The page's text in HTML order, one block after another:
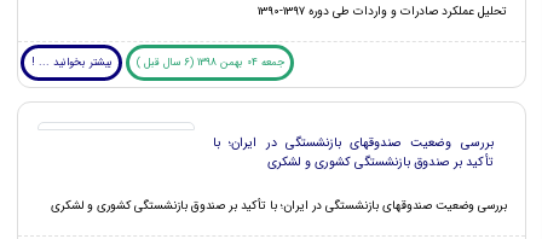
تحلیل عملکرد صادرات و واردات طی دوره ۱۳۹۷-۱۳۹۰
جمعه 04 بهمن 1398 (6 سال قبل ) بیشتر بخوانید ... !
بررسی وضعیت صندوقهای بازنشستگی در ایران؛ با
تأکید بر صندوق بازنشستگی کشوری و لشکری
بررسی وضعیت صندوقهای بازنشستگی در ایران؛ با تأکید بر صندوق بازنشستگی کشوری و لشکری